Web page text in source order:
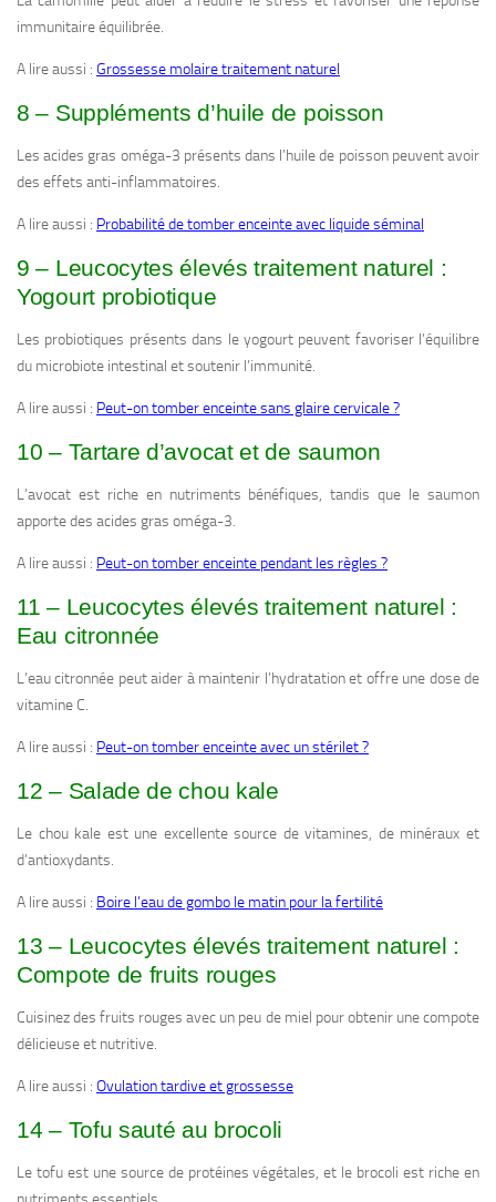
immunitaire équilibrée.
A lire aussi : Grossesse molaire traitement naturel
8 – Suppléments d’huile de poisson
Les acides gras oméga-3 présents dans l’huile de poisson peuvent avoir
des effets anti-inflammatoires.
A lire aussi : Probabilité de tomber enceinte avec liquide séminal
9 – Leucocytes élevés traitement naturel :
Yogourt probiotique
Les probiotiques présents dans le yogourt peuvent favoriser l’équilibre
du microbiote intestinal et soutenir l’immunité.
A lire aussi : Peut-on tomber enceinte sans glaire cervicale ?
10 – Tartare d’avocat et de saumon
L’avocat est riche en nutriments bénéfiques, tandis que le saumon
apporte des acides gras oméga-3.
A lire aussi : Peut-on tomber enceinte pendant les règles ?
11 – Leucocytes élevés traitement naturel :
Eau citronnée
L’eau citronnée peut aider à maintenir l’hydratation et offre une dose de
vitamine C.
A lire aussi : Peut-on tomber enceinte avec un stérilet ?
12 – Salade de chou kale
Le chou kale est une excellente source de vitamines, de minéraux et
d’antioxydants.
A lire aussi : Boire l’eau de gombo le matin pour la fertilité
13 – Leucocytes élevés traitement naturel :
Compote de fruits rouges
Cuisinez des fruits rouges avec un peu de miel pour obtenir une compote
délicieuse et nutritive.
A lire aussi : Ovulation tardive et grossesse
14 – Tofu sauté au brocoli
Le tofu est une source de protéines végétales, et le brocoli est riche en